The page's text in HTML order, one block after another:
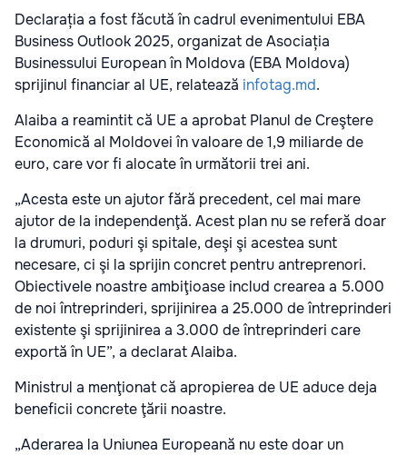
Declarația a fost făcută în cadrul evenimentului EBA
Business Outlook 2025, organizat de Asociația
Businessului European în Moldova (EBA Moldova)
sprijinul financiar al UE, relatează infotag.md.
Alaiba a reamintit că UE a aprobat Planul de Creştere
Economică al Moldovei în valoare de 1,9 miliarde de
euro, care vor fi alocate în următorii trei ani.
„Acesta este un ajutor fără precedent, cel mai mare
ajutor de la independenţă. Acest plan nu se referă doar
la drumuri, poduri şi spitale, deşi şi acestea sunt
necesare, ci şi la sprijin concret pentru antreprenori.
Obiectivele noastre ambiţioase includ crearea a 5.000
de noi întreprinderi, sprijinirea a 25.000 de întreprinderi
existente şi sprijinirea a 3.000 de întreprinderi care
exportă în UE”, a declarat Alaiba.
Ministrul a menţionat că apropierea de UE aduce deja
beneficii concrete ţării noastre.
„Aderarea la Uniunea Europeană nu este doar un